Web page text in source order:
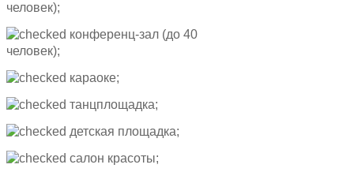
человек);
конференц-зал (до 40
человек);
караоке;
танцплощадка;
детская площадка;
салон красоты;